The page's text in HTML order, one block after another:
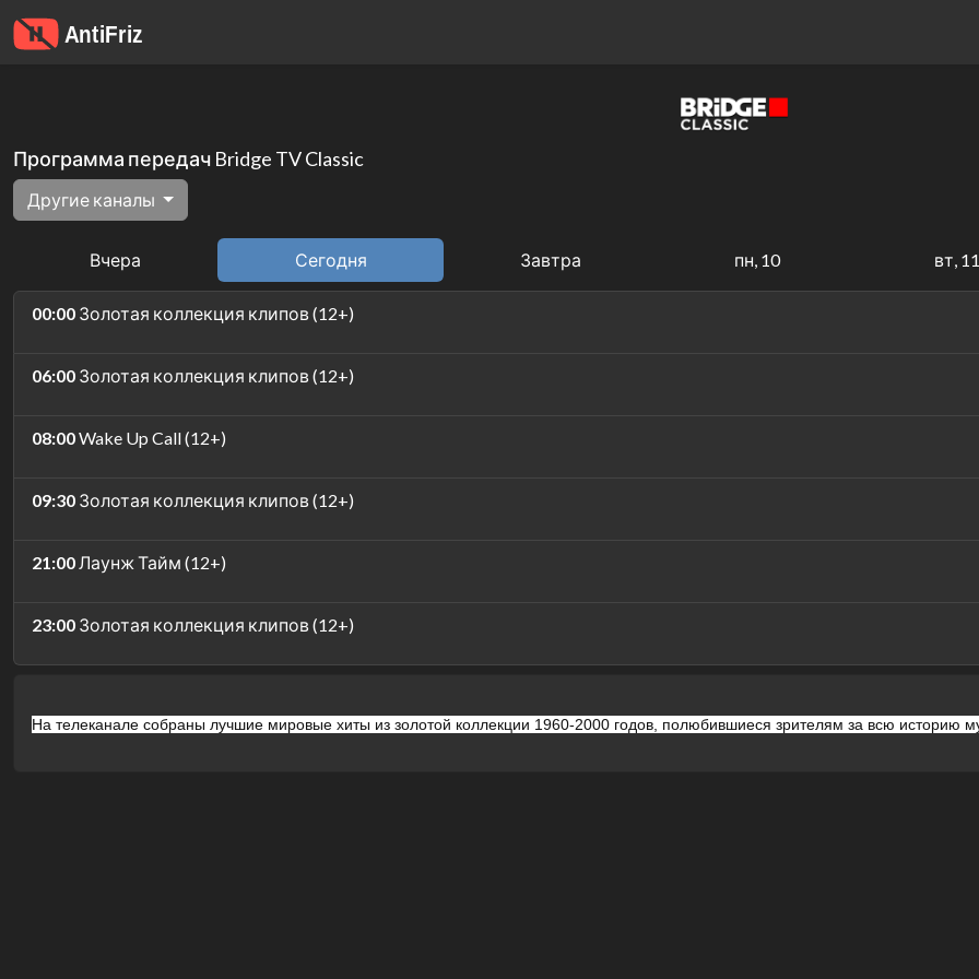
Программа передач Bridge TV Classic
Другие каналы
Вчера Сегодня Завтра пн, 10 вт, 11
00:00 Золотая коллекция клипов (12+)
06:00 Золотая коллекция клипов (12+)
08:00Wake Up Call (12+)
09:30 Золотая коллекция клипов (12+)
21:00Лаунж Тайм (12+)
23:00 Золотая коллекция клипов (12+)
На телеканале собраны лучшие мировые хиты из золотой коллекции 1960-2000 годов, полюбившиеся зрителям за всю историю